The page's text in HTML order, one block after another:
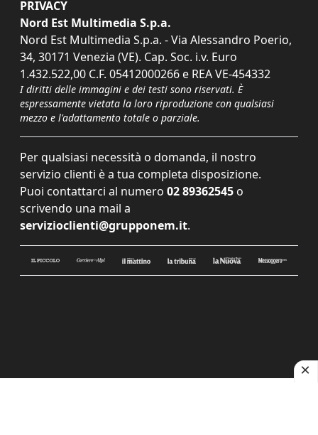
PRIVACY
Nord Est Multimedia S.p.a.
Nord Est Multimedia S.p.a. - Via Alessandro Poerio,
34, 30171 Venezia (VE). Cap. Soc. i.v. Euro
1.432.522,00 C.F. 05412000266 e REA VE-454332
I diritti delle immagini e dei testi sono riservati. È
espressamente vietata la loro riproduzione con qualsiasi
mezzo e l'adattamento totale o parziale.
Per qualsiasi necessità o domanda, il nostro
servizio clienti è a tua completa disposizione.
Puoi contattarci al numero 02 89362545 o
scrivendo una mail a
servizioclienti@grupponem.it.